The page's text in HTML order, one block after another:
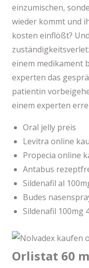
einzumischen,
wieder kommt und
kosten einflößt?
einem medikament
experten das
patientin
einem experten
Oral jelly preis
Levitra online
Propecia online
Antabus
Sildenafil al
Budes
Sildenafil 100mg
Orlistat 60